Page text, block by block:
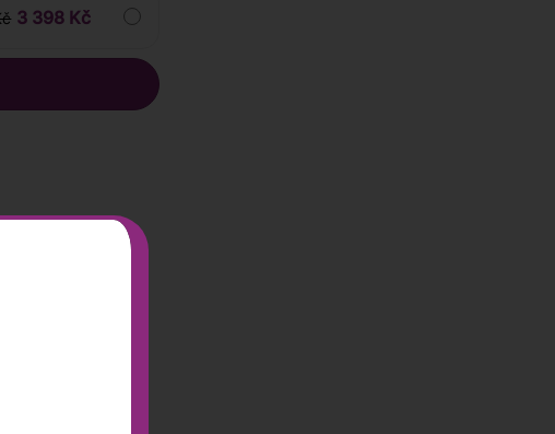
3 398 Kč